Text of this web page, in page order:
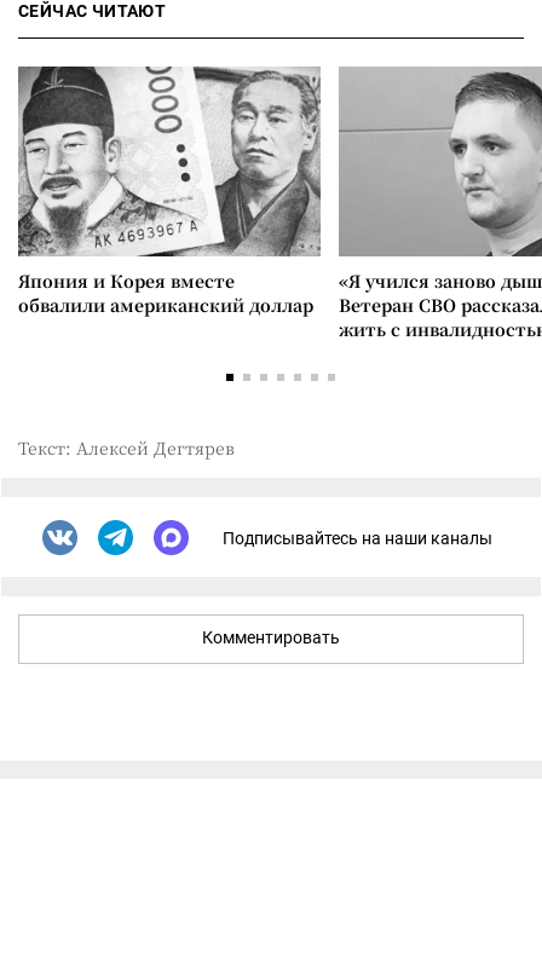
СЕЙЧАС ЧИТАЮТ
Япония и Корея вместе
обвалили американский доллар
«Я учился заново
Ветеран СВО
жить с
Текст: Алексей Дегтярев
Подписывайтесь на наши каналы
Комментировать